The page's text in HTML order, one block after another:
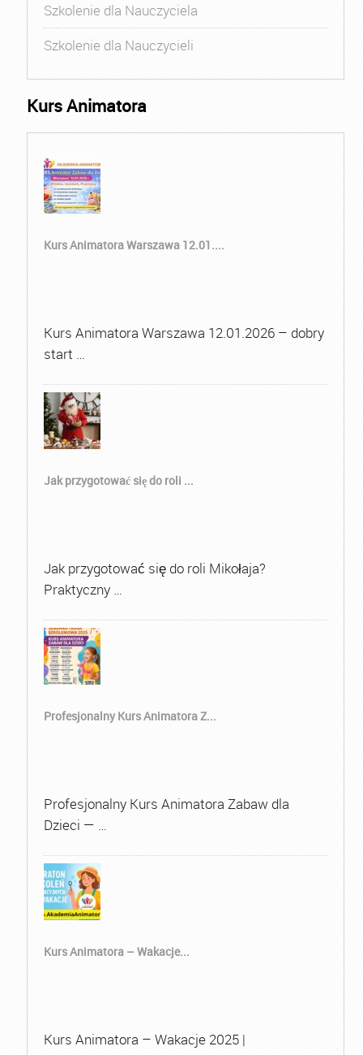
Szkolenie dla Nauczyciela
Szkolenie dla Nauczycieli
Kurs Animatora
Kurs Animatora Warszawa 12.01....
Kurs Animatora Warszawa 12.01.2026 – dobry
start …
Jak przygotować się do roli ...
Jak przygotować się do roli Mikołaja?
Praktyczny …
Profesjonalny Kurs Animatora Z...
Profesjonalny Kurs Animatora Zabaw dla
Dzieci — …
Kurs Animatora – Wakacje...
Kurs Animatora – Wakacje 2025 |